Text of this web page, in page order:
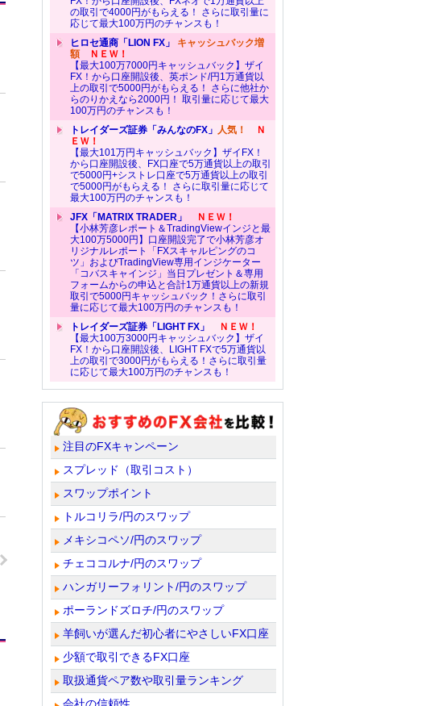
の取引で4000円がもらえる！ さらに取引量に
応じて最大100万円のチャンスも！
ヒロセ通商「LION FX」 キャッシュバック増
額ＮＥＷ！
【最大100万7000円キャッシュバック】ザイ
FX！から口座開設後、英ポンド/円1万通貨以
上の取引で5000円がもらえる！ さらに他社か
らのりかえなら2000円！ 取引量に応じて最大
100万円のチャンスも！
トレイダーズ証券「みんなのFX」 人気！
Ｎ
ＥＷ！
【最大101万円キャッシュバック】ザイFX！
から口座開設後、FX口座で5万通貨以上の取引
で5000円+シストレ口座で5万通貨以上の取引
で5000円がもらえる！ さらに取引量に応じて
最大100万円のチャンスも！
JFX「MATRIX TRADER」
ＮＥＷ！
【小林芳彦レポート＆TradingViewインジと最
大100万5000円】口座開設完了で小林芳彦オ
リジナルレポート「FXスキャルピングのコ
ツ」およびTradingView専用インジケーター
「コバスキャインジ」当日プレゼント＆専用
フォームからの申込と合計1万通貨以上の新規
取引で5000円キャッシュバック！さらに取引
量に応じて最大100万円のチャンスも！
トレイダーズ証券「LIGHT FX」
ＮＥＷ！
【最大100万3000円キャッシュバック】ザイ
FX！から口座開設後、LIGHT FXで5万通貨以
上の取引で3000円がもらえる！さらに取引量
に応じて最大100万円のチャンスも！
注目のFXキャンペーン
スプレッド（取引コスト）
スワップポイント
トルコリラ/円のスワップ
メキシコペソ/円のスワップ
チェココルナ/円のスワップ
ハンガリーフォリント/円のスワップ
ポーランドズロチ/円のスワップ
羊飼いが選んだ初心者にやさしいFX口座
少額で取引できるFX口座
取扱通貨ペア数や取引量ランキング